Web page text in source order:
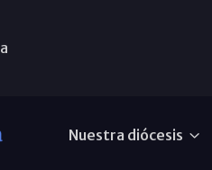
Nuestra diócesis